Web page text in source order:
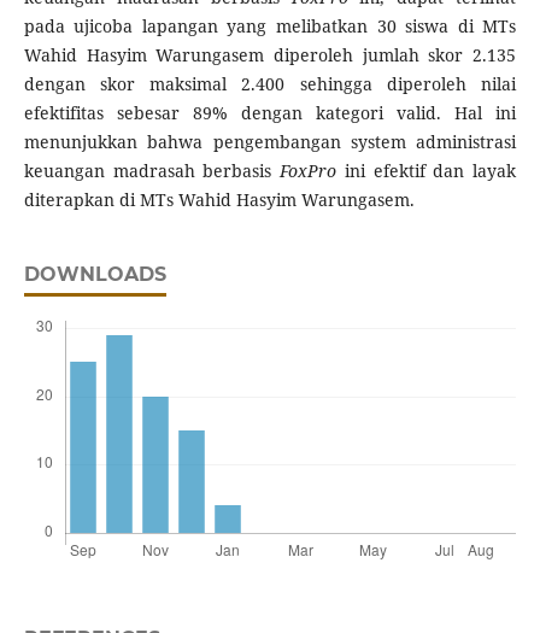
pada ujicoba lapangan yang melibatkan 30 siswa di MTs
Wahid Hasyim Warungasem diperoleh jumlah skor 2.135
dengan skor maksimal 2.400 sehingga diperoleh nilai
efektifitas sebesar 89% dengan kategori valid. Hal ini
menunjukkan bahwa pengembangan system administrasi
keuangan madrasah berbasisFoxPro ini efektif dan layak
diterapkan di MTs Wahid Hasyim Warungasem.
DOWNLOADS